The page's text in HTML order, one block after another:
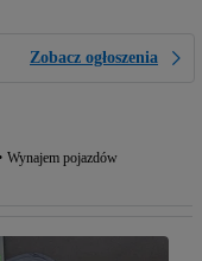
Zobacz ogłoszenia
Wynajem pojazdów